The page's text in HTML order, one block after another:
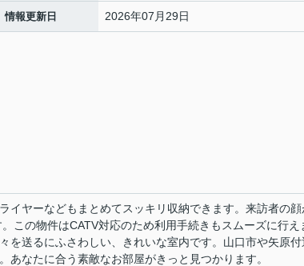
情報更新日 2026年07月29日
イヤーなどもまとめてスッキリ収納できます。来訪者の顔
この物件はCATV対応のため利用手続きもスムーズに行え
を送るにふさわしい、きれいな室内です。山口市や矢原付
なたに合う素敵なお部屋がきっと見つかります。